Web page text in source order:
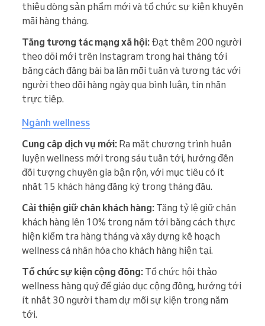
thiệu dòng sản phẩm mới và tổ chức sự kiện khuyến
mãi hàng tháng.
Tăng tương tác mạng xã hội: Đạt thêm 200 người
theo dõi mới trên Instagram trong hai tháng tới
bằng cách đăng bài ba lần mỗi tuần và tương tác với
người theo dõi hàng ngày qua bình luận, tin nhắn
trực tiếp.
Ngành wellness
Cung cấp dịch vụ mới: Ra mắt chương trình huấn
luyện wellness mới trong sáu tuần tới, hướng đến
đối tượng chuyên gia bận rộn, với mục tiêu có ít
nhất 15 khách hàng đăng ký trong tháng đầu.
Cải thiện giữ chân khách hàng: Tăng tỷ lệ giữ chân
khách hàng lên 10% trong năm tới bằng cách thực
hiện kiểm tra hàng tháng và xây dựng kế hoạch
wellness cá nhân hóa cho khách hàng hiện tại.
Tổ chức sự kiện cộng đồng: Tổ chức hội thảo
wellness hàng quý để giáo dục cộng đồng, hướng tới
ít nhất 30 người tham dự mỗi sự kiện trong năm
tới.